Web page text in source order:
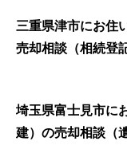
三重県津市にお住
売却相談（相続登
埼玉県富士見市に
建）の売却相談（